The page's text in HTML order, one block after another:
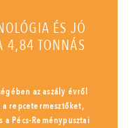
ÉS JÓ
4,84 TONNÁS
az aszály évről
repcetermesztőket,
Pécs-Reménypusztai